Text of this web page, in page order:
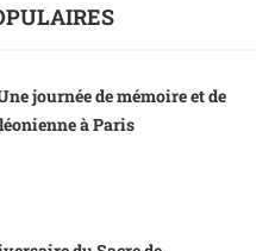
journée de mémoire et de
à Paris